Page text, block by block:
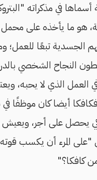
في مذكراته
هو ما يأخذه على
الجسدية تبعًا للعمل؛
النجاح الشخصي
العمل الذي لا يحبه،
أيضا كان موظفًا
يحصل على أجر،
المرء أن يكسب قوته
كافكا؟"